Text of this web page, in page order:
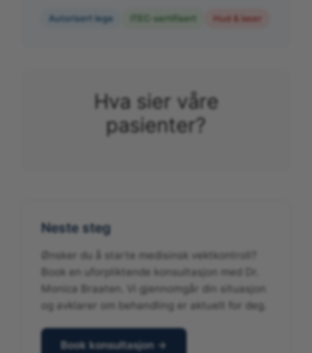
Autorisert lege ITEC-sertifisert Hud & laser
Hva sier våre
pasienter?
Neste steg
Ønsker du å starte medisinsk vektkontroll?
Book en uforpliktende konsultasjon med Dr.
Monica Braaten. Vi gjennomgår din situasjon
og avklarer om behandling er aktuelt for deg.
Book konsultasjon →